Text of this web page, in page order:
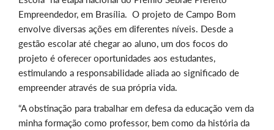
Empreendedor, em Brasília. O projeto de Campo Bom
envolve diversas ações em diferentes níveis. Desde a
gestão escolar até chegar ao aluno, um dos focos do
projeto é ofereceroportunidades aos estudantes,
estimulando a responsabilidade aliada ao significado de
empreender através de sua própria vida.
“A obstinação para trabalhar em defesa da educação vem da
minha formação como professor, bem como da história da